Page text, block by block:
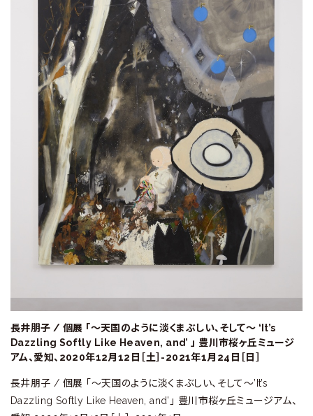
長井朋子 / 個展 「～天国のように淡くまぶしい、そして～ ‘It’s
Dazzling Softly Like Heaven, and’ 」 豊川市桜ヶ丘ミュージ
アム、愛知、2020年12月12日［土］-2021年1月24日［日］
長井朋子 / 個展 「～天国のように淡くまぶしい、そして～’It’s
Dazzling Softly Like Heaven, and’」 豊川市桜ヶ丘ミュージアム、